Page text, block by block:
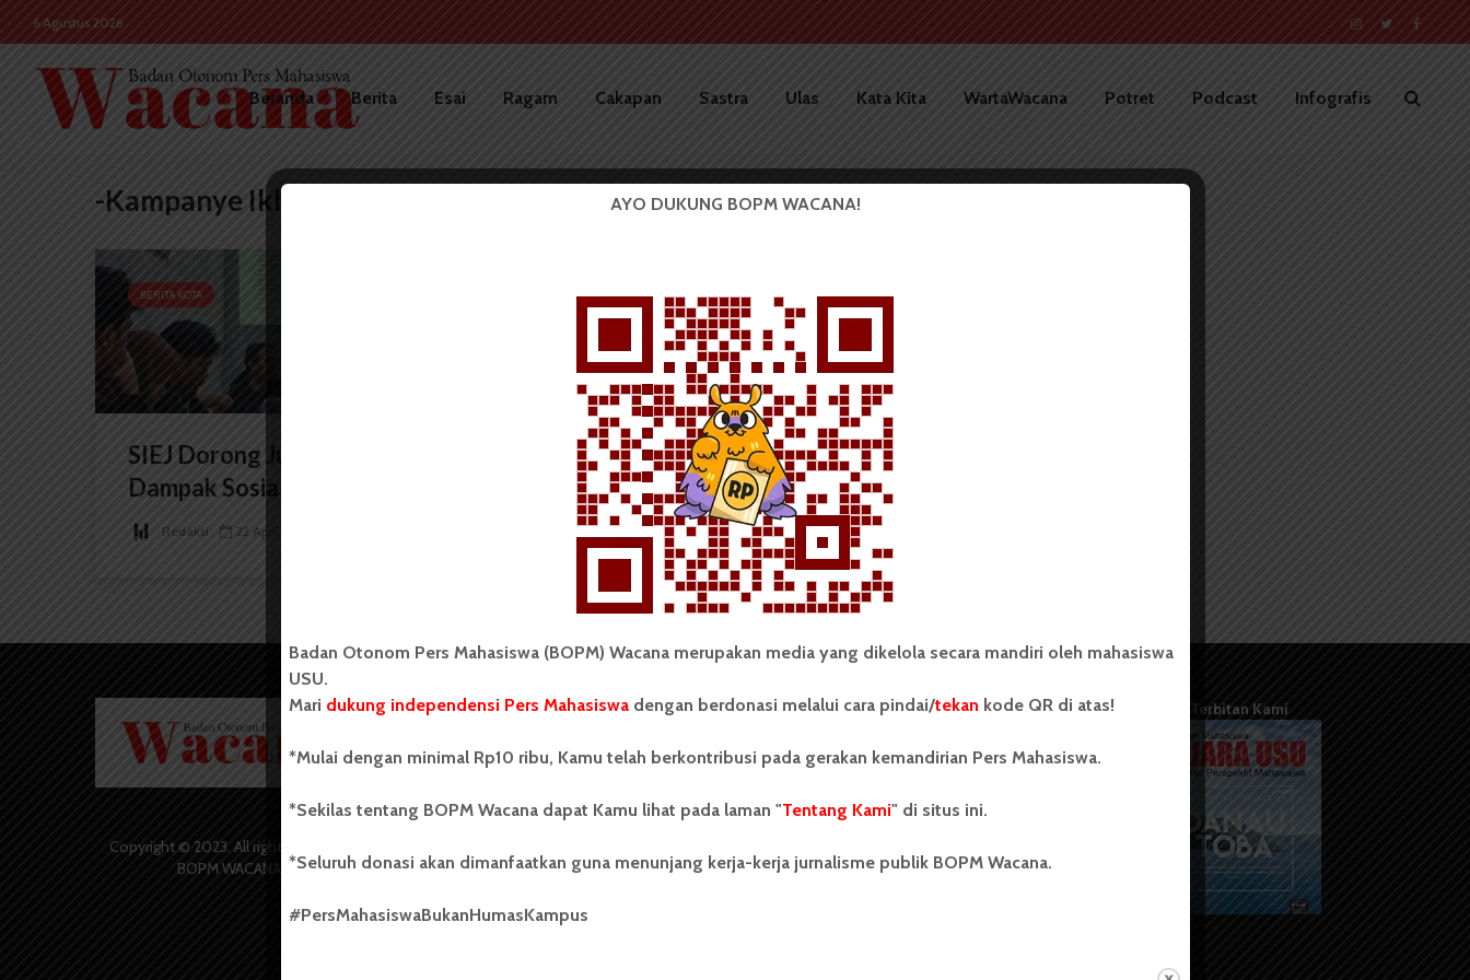
6 Agustus 2026
Beranda Berita Esai Ragam Cakapan Sastra Ulas Kata Kita WartaWacana Potret Podcast Infografis
-Kampanye Iklim 2026
BERITA KOTA
SIEJ Dorong Jurnalis Angkat
Dampak Sosial Isu Energi dan...
Redaksi 22 April 2026
Copyright © 2023. All rights reserved
BOPM WACANA.
Badan Otonom Pers Mahasiswa (BOPM)
yang berdiri di luar kampus dan dikelola
secara mandiri oleh mahasiswa
Sebelumnya BOPM Wacana merupakan
(UKM) di Universitas Sumatera Utara
USU yang berdiri pada 1 Juli 1995.
Tentang Kami
Kontribusi
Terbitan Kami
AYO DUKUNG BOPM WACANA!
Badan Otonom Pers Mahasiswa (BOPM) Wacana merupakan media yang dikelola secara mandiri oleh mahasiswa
USU.
Mari dukung independensi Pers Mahasiswadengan berdonasi melalui cara pindai/tekan kode QR di atas!
*Mulai dengan minimal Rp10 ribu, Kamu telah berkontribusi pada gerakan kemandirian Pers Mahasiswa.
*Sekilas tentang BOPM Wacana dapat Kamu lihat pada laman "Tentang Kami" di situs ini.
*Seluruh donasi akan dimanfaatkan guna menunjang kerja-kerja jurnalisme publik BOPM Wacana.
#PersMahasiswaBukanHumasKampus